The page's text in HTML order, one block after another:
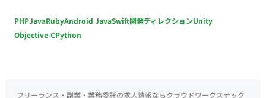
PHPJavaRubyAndroid JavaSwift開発ディレクションUnity
Objective-CPython
フリーランス・副業・業務委託の求人情報ならクラウドワークステック